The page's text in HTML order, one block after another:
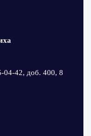
04-42, доб. 400, 8